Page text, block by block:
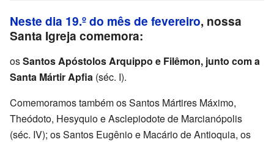
Neste dia 19.º do mês de fevereiro, nossa
Santa Igreja comemora:
osSantos Apóstolos Arquippo e Filêmon, junto com a
Santa Mártir Apfia (séc. I).
Comemoramos também os Santos Mártires Máximo,
Theódoto, Hesyquio e Asclepiodote de Marcianópolis
(séc. IV); os Santos Eugênio e Macário de Antioquia, os